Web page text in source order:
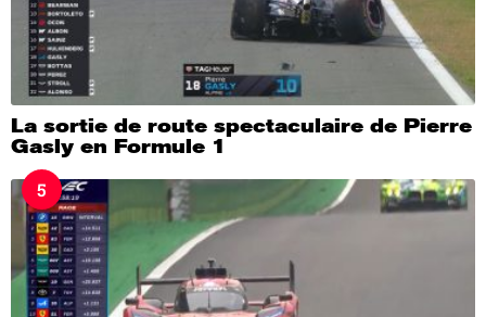
La sortie de route spectaculaire de Pierre
Gasly en Formule 1
5